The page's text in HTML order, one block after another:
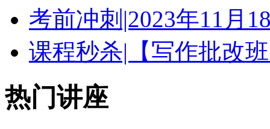
考前冲刺|2023年11月
课程秒杀|【写作批改
热门讲座